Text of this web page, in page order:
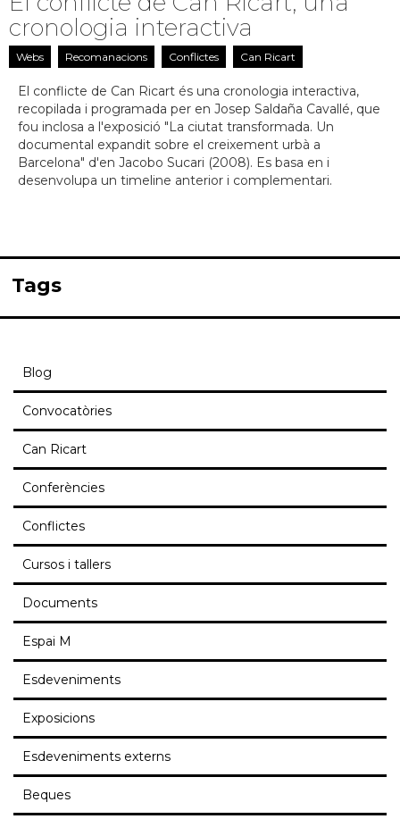
cronologia interactiva
Webs Recomanacions Conflictes Can Ricart
El conflicte de Can Ricart és una cronologia interactiva,
recopilada i programada per en Josep Saldaña Cavallé, que
fou inclosa a l'exposició "La ciutat transformada. Un
documental expandit sobre el creixement urbà a
Barcelona" d'en Jacobo Sucari (2008). Es basa en i
desenvolupa un timeline anterior i complementari.
Tags
Blog
Convocatòries
Can Ricart
Conferències
Conflictes
Cursos i tallers
Documents
Espai M
Esdeveniments
Exposicions
Esdeveniments externs
Beques